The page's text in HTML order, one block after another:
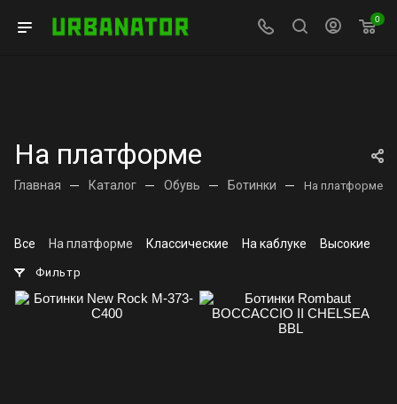
0
На платформе
Главная — Каталог — Обувь — Ботинки — На платформе
Все На платформе Классические На каблуке Высокие
Фильтр